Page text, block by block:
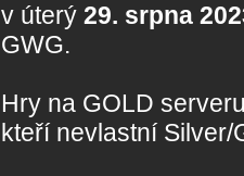
v úterý 29. srpna
GWG.
Hry na GOLD
kteří nevlastní Silver/